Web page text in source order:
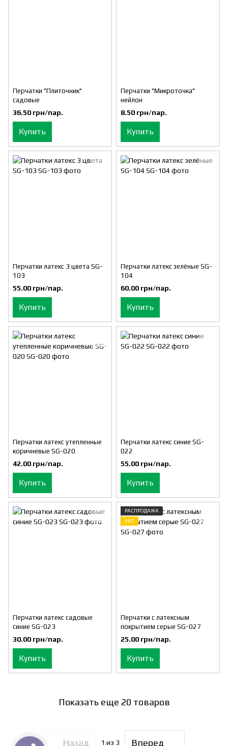
Перчатки "Плиточник"
садовые
36.50 грн/пар.
Купить
Перчатки "Микроточка"
нейлон
8.50 грн/пар.
Купить
Перчатки латекс 3 цвета SG-
103
55.00 грн/пар.
Купить
Перчатки латекс зелёные SG-
104
60.00 грн/пар.
Купить
Перчатки латекс утепленные
коричневые SG-020
42.00 грн/пар.
Купить
Перчатки латекс синие SG-
022
55.00 грн/пар.
Купить
Перчатки латекс садовые
синие SG-023
30.00 грн/пар.
Купить
РАСПРОДАЖА
ХИТ
Перчатки с латексным
покрытием серые SG-027
25.00 грн/пар.
Купить
Показать еще 20 товаров
Назад 1 из 3 Вперед